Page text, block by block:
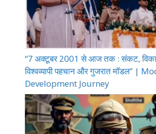
“7 अक्टूबर 2001 से आज तक : संकट,
विश्वव्यापी पहचान और गुजरात मॉडल” |
Development Journey